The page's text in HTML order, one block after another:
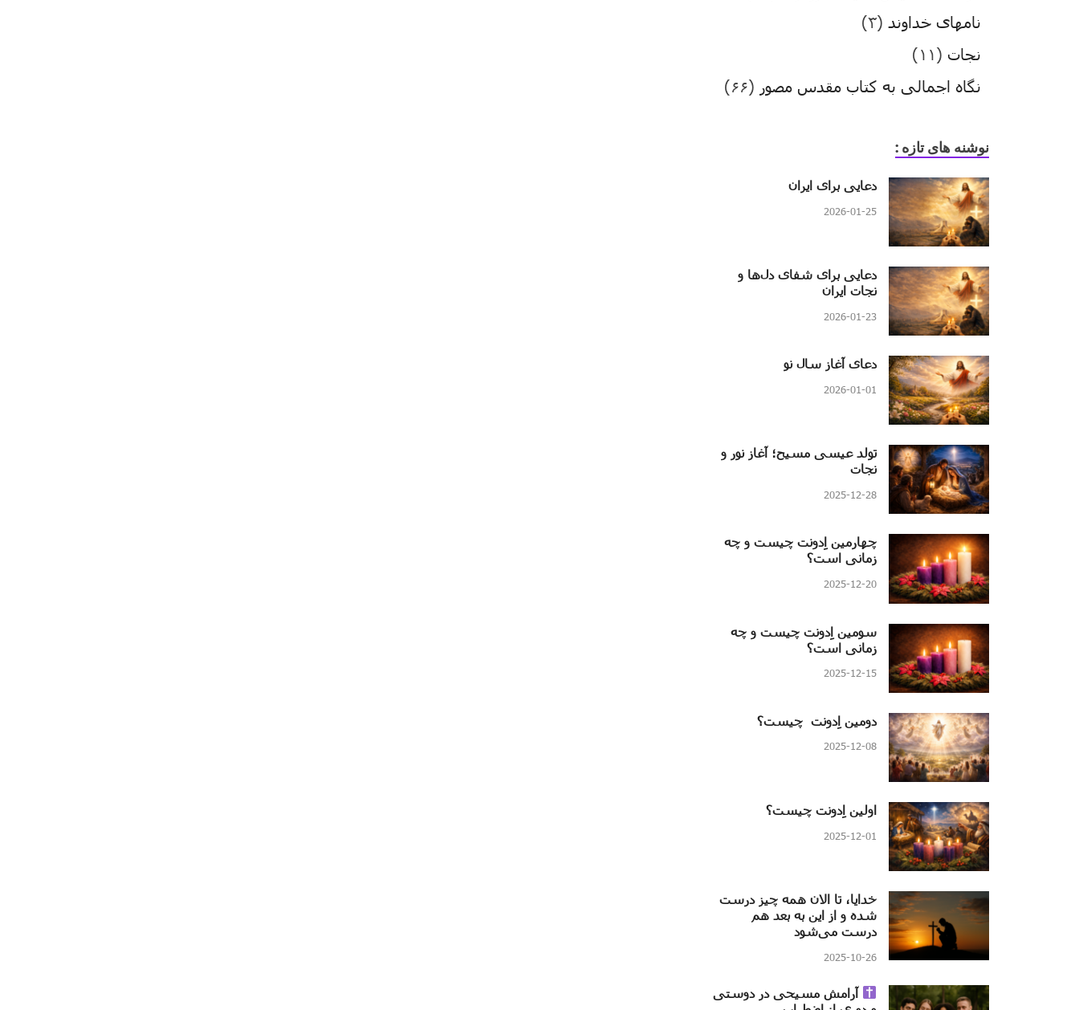
نامهای خداوند (۳)
نجات (۱۱)
نگاه اجمالی به کتاب مقدس مصور (۶۶)
نوشنه های تازه :
دعایی برای ایران
2026-01-25
دعایی برای شفای دل‌ها و
نجات ایران
2026-01-23
دعای آغاز سال نو
2026-01-01
تولد عیسی مسیح؛ آغاز نور و
نجات
2025-12-28
چهارمین اِدونت چیست و چه
زمانی است؟
2025-12-20
سومین اِدونت چیست و چه
زمانی است؟
2025-12-15
دومین اِدونت چیست؟
2025-12-08
اولین اِدونت چیست؟
2025-12-01
خدایا، تا الان همه چیز درست
شده و از این به بعد هم
درست می‌شود
2025-10-26
آرامش مسیحی در دوستی